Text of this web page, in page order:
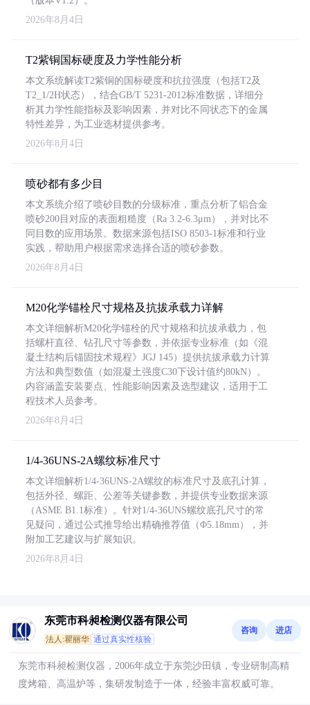
2026年8月4日
T2紫铜国标硬度及力学性能分析
本文系统解读T2紫铜的国标硬度和抗拉强度（包括T2及
T2_1/2H状态），结合GB/T 5231-2012标准数据，详细分
析其力学性能指标及影响因素，并对比不同状态下的金属
特性差异，为工业选材提供参考。
2026年8月4日
喷砂都有多少目
本文系统介绍了喷砂目数的分级标准，重点分析了铝合金
喷砂200目对应的表面粗糙度（Ra 3.2-6.3μm），并对比不
同目数的应用场景。数据来源包括ISO 8503-1标准和行业
实践，帮助用户根据需求选择合适的喷砂参数。
2026年8月4日
M20化学锚栓尺寸规格及抗拔承载力详解
本文详细解析M20化学锚栓的尺寸规格和抗拔承载力，包
括螺杆直径、钻孔尺寸等参数，并依据专业标准（如《混
凝土结构后锚固技术规程》JGJ 145）提供抗拔承载力计算
方法和典型数值（如混凝土强度C30下设计值约80kN）。
内容涵盖安装要点、性能影响因素及选型建议，适用于工
程技术人员参考。
2026年8月4日
1/4-36UNS-2A螺纹标准尺寸
本文详细解析1/4-36UNS-2A螺纹的标准尺寸及底孔计算，
包括外径、螺距、公差等关键参数，并提供专业数据来源
（ASME B1.1标准）。针对1/4-36UNS螺纹底孔尺寸的常
见疑问，通过公式推导给出精确推荐值（Φ5.18mm），并
附加工艺建议与扩展知识。
2026年8月4日
东莞市科昶检测仪器有限公司
法人:瞿丽华 通过真实性核验
咨询 进店
东莞市科昶检测仪器，2006年成立于东莞沙田镇，专业研制高精
度烤箱、高温炉等，集研发制造于一体，经验丰富权威可靠。